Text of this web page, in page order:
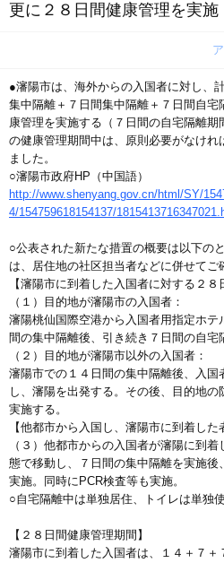
更に２８日間健康管理を実施
●瀋陽市は、海外からの入国者に対し、
集中隔離＋７日間集中隔離＋７日間自宅
康管理を実施する（７日間の自宅隔離期
の健康管理期間中は、原則必要がなけれ
ました。
○瀋陽市政府HP（中国語）
http://www.shenyang.gov.cn/html/SY/
4/154759618154137/
○公表された新たな措置の概要は以下の
は、居住地の社区担当者などに併せてご
【瀋陽市に到着した入国者に対する２８
（１）目的地が瀋陽市の入国者：
瀋陽桃仙国際空港から入国者用指定ホテ
間の集中隔離後、引き続き７日間の自宅
（２）目的地が瀋陽市以外の入国者：
瀋陽市での１４日間の集中隔離後、入
し、瀋陽を出発する。その後、目的地
実施する。
【他都市から入国し、瀋陽市に到着した
（３）他都市からの入国者が瀋陽に到
態で移動し、７日間の集中隔離を実施後
実施。同時にPCR検査等も実施。
○自宅隔離中は単独居住、トイレは単独
【２８日間健康管理期間】
瀋陽市に到着した入国者は、１４＋７＋